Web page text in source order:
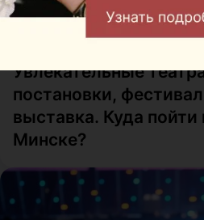
Увлекательные
постановки,
выставка. Куда пойти
Минске?